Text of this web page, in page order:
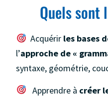
Quels sont
Acquérir les bases
l’approche de «
syntaxe, géométrie,
Apprendre à créer